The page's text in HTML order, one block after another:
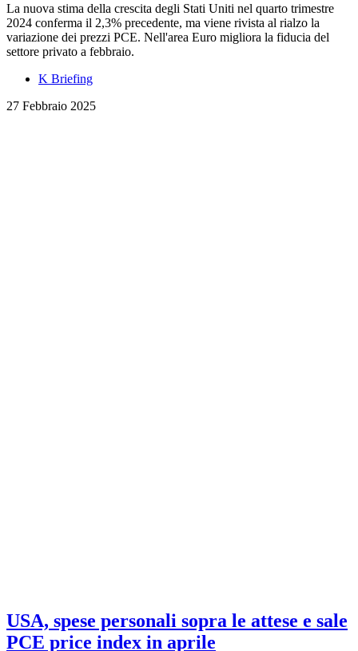
La nuova stima della crescita degli Stati Uniti nel quarto trimestre
2024 conferma il 2,3% precedente, ma viene rivista al rialzo la
variazione dei prezzi PCE. Nell'area Euro migliora la fiducia del
settore privato a febbraio.
K Briefing
27 Febbraio 2025
USA, spese personali sopra le attese e sale
PCE price index in aprile